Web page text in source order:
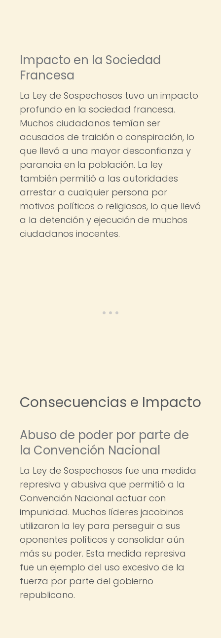
Impacto en la Sociedad
Francesa
La Ley de Sospechosos tuvo un impacto
profundo en la sociedad francesa.
Muchos ciudadanos temían ser
acusados ​​de traición o conspiración, lo
que llevó a una mayor desconfianza y
paranoia en la población. La ley
también permitió a las autoridades
arrestar a cualquier persona por
motivos políticos o religiosos, lo que llevó
a la detención y ejecución de muchos
ciudadanos inocentes.
Consecuencias e Impacto
Abuso de poder por parte de
la Convención Nacional
La Ley de Sospechosos fue una medida
represiva y abusiva que permitió a la
Convención Nacional actuar con
impunidad. Muchos líderes jacobinos
utilizaron la ley para perseguir a sus
oponentes políticos y consolidar aún
más su poder. Esta medida represiva
fue un ejemplo del uso excesivo de la
fuerza por parte del gobierno
republicano.